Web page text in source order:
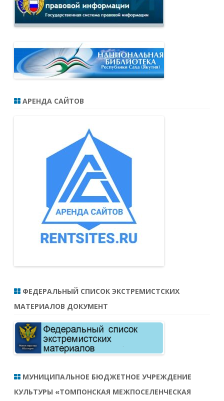
АРЕНДА САЙТОВ
ФЕДЕРАЛЬНЫЙ СПИСОК ЭКСТРЕМИСТСКИХ
МАТЕРИАЛОВ ДОКУМЕНТ
МУНИЦИПАЛЬНОЕ БЮДЖЕТНОЕ УЧРЕЖДЕНИЕ
КУЛЬТУРЫ «ТОМПОНСКАЯ МЕЖПОСЕЛЕНЧЕСКАЯ